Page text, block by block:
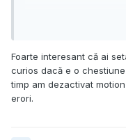
Foarte interesant că ai
curios dacă e o
timp am dezactivat
erori.